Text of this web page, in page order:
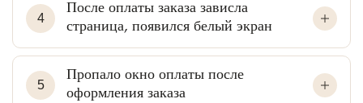
4
После оплаты заказа зависла
страница, появился белый экран
5
Пропало окно оплаты после
оформления заказа